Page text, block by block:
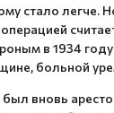
стало легче.
в 1934
больной
вновь